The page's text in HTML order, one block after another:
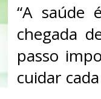
“A saúde
chegada
passo
cuidar